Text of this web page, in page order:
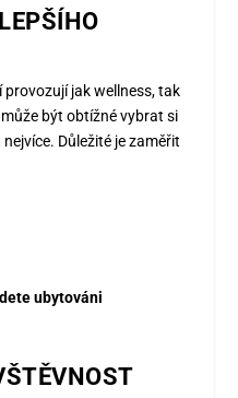
jak wellness, tak
být obtížné vybrat si
Důležité je zaměřit
ubytováni